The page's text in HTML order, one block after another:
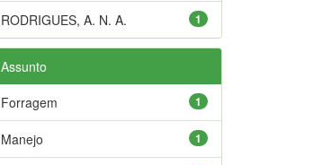
1
RODRIGUES, A. N. A.
Assunto
1
Forragem
1
Manejo